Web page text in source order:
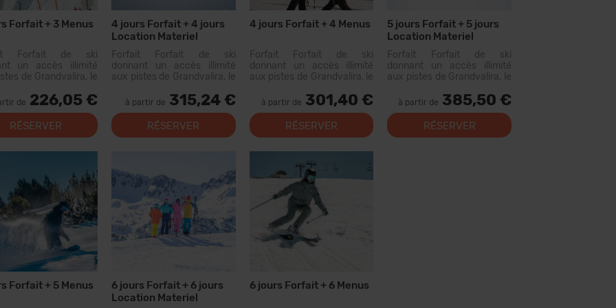
Forfait + 3 Menus
Forfait de ski
un accès illimité
de Grandvalira, le
Avec ce
vous pourrez
plus de 200 km de
avec des options
de 226,05 €
RÉSERVER
4 jours Forfait + 4 jours
Location Materiel
Forfait Forfait de ski
donnant un accès illimité
aux pistes de Grandvalira, le
des Pyrénées. Avec ce
forfait, vous pourrez
parcourir...
à partir de 315,24 €
RÉSERVER
4 jours Forfait + 4 Menus
Forfait Forfait de ski
donnant un accès illimité
aux pistes de Grandvalira, le
des Pyrénées. Avec ce
forfait, vous pourrez
parcourir plus de 200 km de
pistes, avec des options
à partir de 301,40 €
RÉSERVER
5 jours Forfait + 5 jours
Location Materiel
Forfait Forfait de ski
donnant un accès illimité
aux pistes de Grandvalira, le
des Pyrénées. Avec ce
forfait, vous pourrez
parcourir...
à partir de 385,50 €
RÉSERVER
Forfait + 5 Menus
6 jours Forfait + 6 jours
Location Materiel
6 jours Forfait + 6 Menus